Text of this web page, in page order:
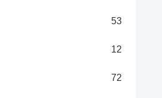
53
12
72